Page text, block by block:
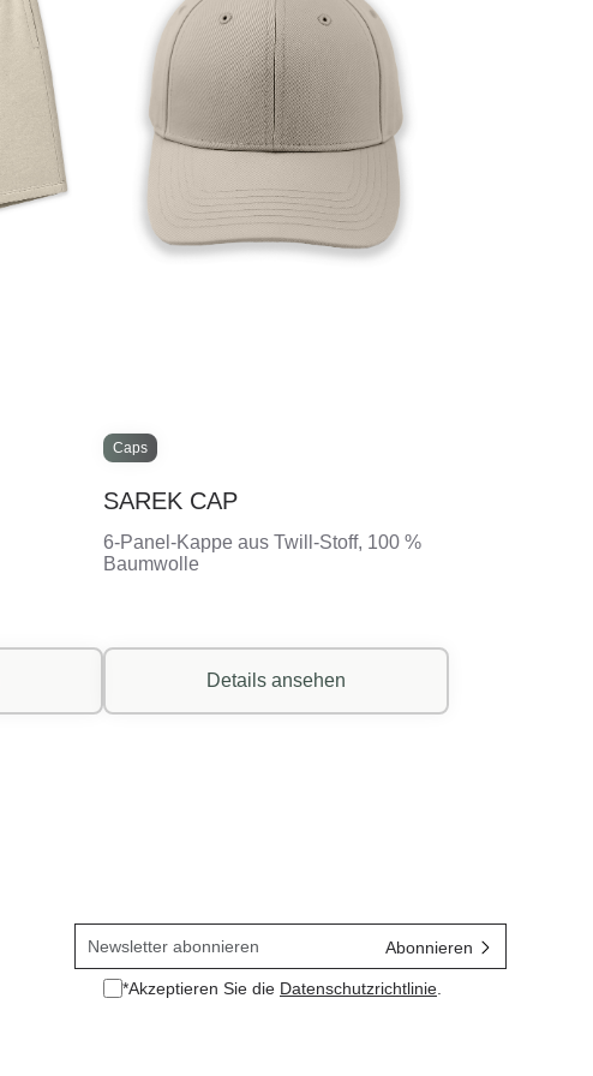
Caps
SAREK CAP
6-Panel-Kappe aus Twill-Stoff, 100 %
Baumwolle
Details ansehen
*Datenschutzrichtlinie akzeptieren.
*Akzeptieren Sie die Datenschutzrichtlinie.